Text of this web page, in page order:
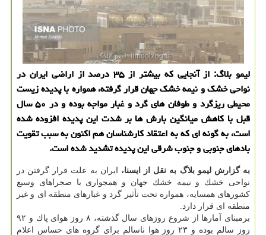
لیمو بلاگ: از آنجایی كه بیشتر از ۳۵ درصد از اراضی ایران در
نواحی خشك و نیمه خشك جهان قرار گرفته، همواره با پدیده زیست
محیطی ریزگرد و طوفان های گرد و غبار مواجه بوده و در ۵۰ سال
قبل با كاهش میانگین بارش ها بر شدت این پدیده افزوده شده
است، به گونه ای كه به اعتقاد كارشناسان هم اكنون به سبب تقویت
بادهای جنوبی و جنوب شرقی این پدیده تشدید شده است.
به گزارش لیمو بلاگ به نقل از ایسنا، ایران به علت قرار گرفتن در
نواحی خشك و نیمه خشك جهان و همجواری با صحراهای وسیع
كشورهای همسایه، همواره تحت تأثیر گرد و غبارهای منطقه ای و غیر
منطقه ای قرار دارد.
برمبنای آمارها از شروع روزهای سال گذشته، ۸ روز هوای پاك و ۹۲
روز سالم بوده و ۲۳ روز هوا ناسالم برای گروه های حساس اعلام